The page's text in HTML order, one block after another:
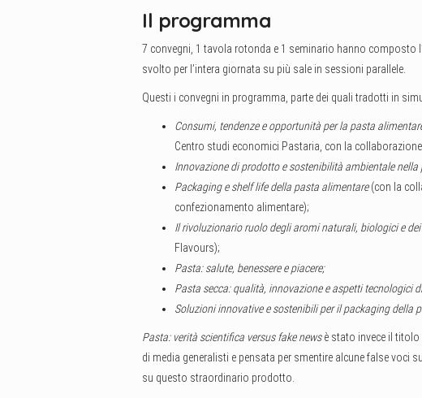
Il programma
7 convegni, 1 tavola rotonda e 1 seminario hanno composto
svolto per l’intera giornata su più sale in sessioni parallele.
Questi i convegni in programma, parte dei quali tradotti in
Consumi, tendenze e opportunità per la pasta
Centro studi economici Pastaria, con la collaborazione
Innovazione di prodotto e sostenibilità ambientale nella
Packaging e shelf life della pasta alimentare(con la
confezionamento alimentare);
Il rivoluzionario ruolo degli aromi naturali, biologici e
Flavours);
Pasta: salute, benessere e piacere;
Pasta secca: qualità, innovazione e aspetti tecnologici
Soluzioni innovative e sostenibili per il packaging della
Pasta: verità scientifica versus fake newsè stato invece il titolo
di media generalisti e pensata per smentire alcune false voci
su questo straordinario prodotto.